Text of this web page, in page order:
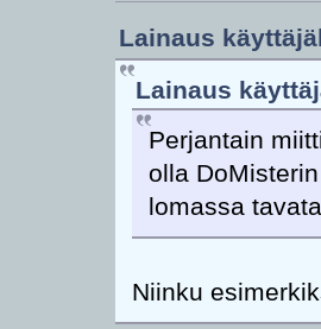
Lainaus
Lainaus
Perjantain
olla
lomassa
Niinku